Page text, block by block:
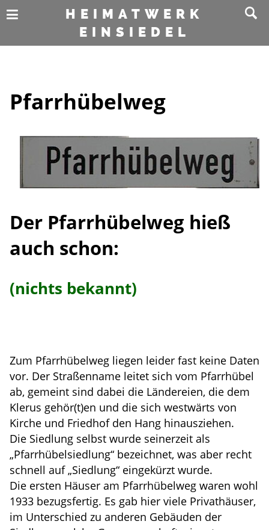
HEIMATWERK
EINSIEDEL
Pfarrhübelweg
Der Pfarrhübelweg hieß
auch schon:
(nichts bekannt)
Zum Pfarrhübelweg liegen leider fast keine Daten
vor. Der Straßenname leitet sich vom Pfarrhübel
ab, gemeint sind dabei die Ländereien, die dem
Klerus gehör(t)en und die sich westwärts von
Kirche und Friedhof den Hang hinausziehen.
Die Siedlung selbst wurde seinerzeit als
„Pfarrhübelsiedlung“ bezeichnet, was aber recht
schnell auf „Siedlung“ eingekürzt wurde.
Die ersten Häuser am Pfarrhübelweg waren wohl
1933 bezugsfertig. Es gab hier viele Privathäuser,
im Unterschied zu anderen Gebäuden der